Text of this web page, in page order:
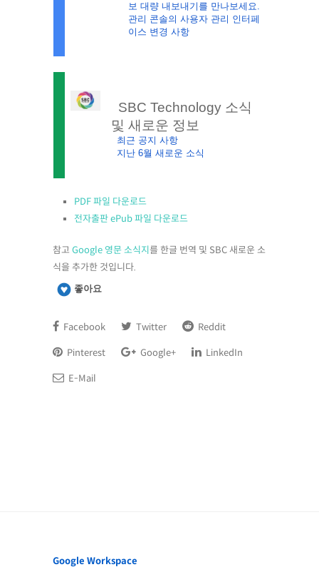
보 대량 내보내기를 만나보세요.
관리 콘솔의 사용자 관리 인터페
이스 변경 사항
SBC Technology 소식
및 새로운 정보
최근 공지 사항
지난 6월 새로운 소식
PDF 파일 다운로드
전자출판 ePub 파일 다운로드
참고 Google 영문 소식지를 한글 번역 및 SBC 새로운 소
식을 추가한 것입니다.
좋아요
Facebook Twitter Reddit
Pinterest Google+ LinkedIn
E-Mail
Google Workspace